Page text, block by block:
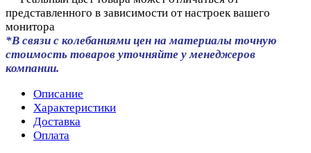
представленного в зависимости от настроек вашего
монитора
*В связи с колебаниями цен на материалы точную
стоимость товаров уточняйте у менеджеров
компании.
Описание
Характеристики
Доставка
Оплата